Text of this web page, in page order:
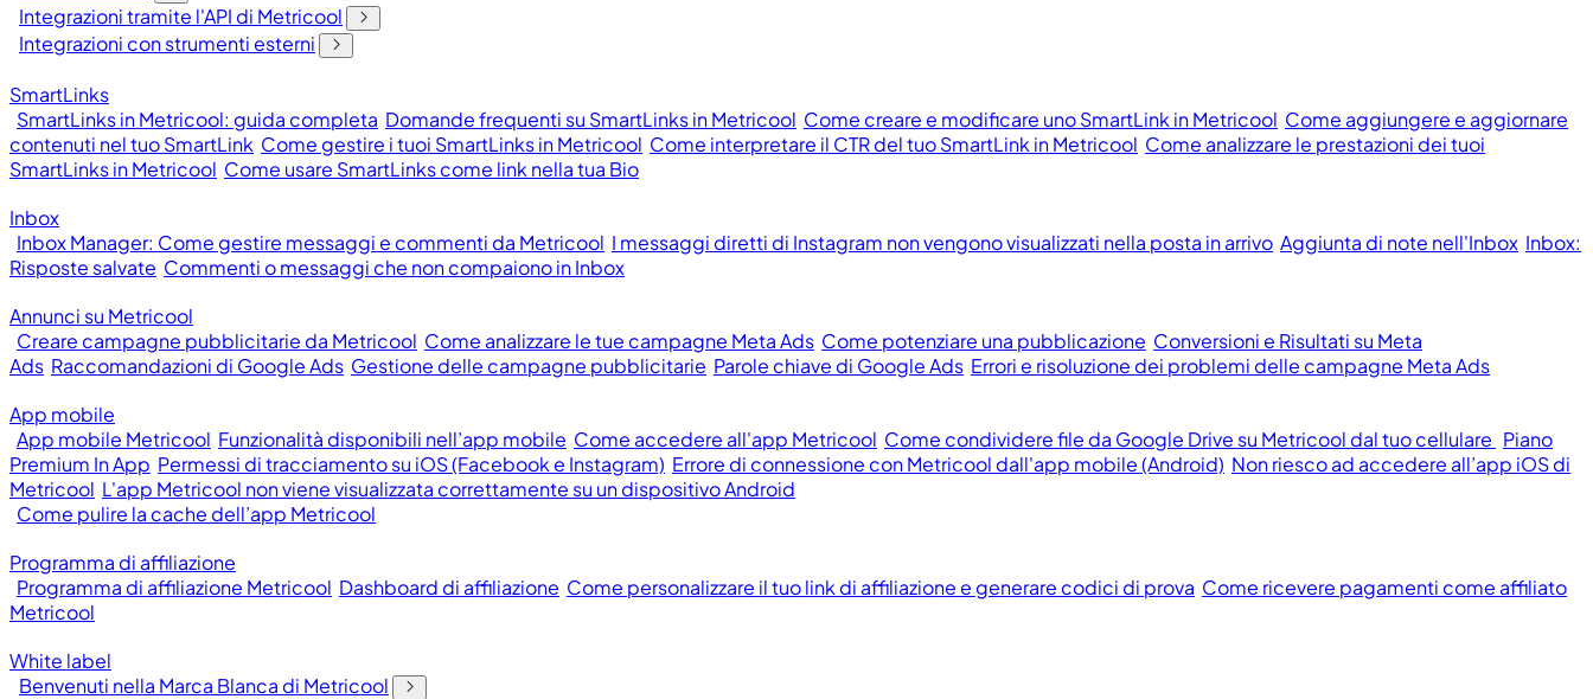
Integrazioni tramite l'API di Metricool
Integrazioni con strumenti esterni
SmartLinks
SmartLinks in Metricool: guida completa Domande frequenti su SmartLinks in Metricool Come creare e modificare uno SmartLink in Metricool Come aggiungere e aggiornare
contenuti nel tuo SmartLink Come gestire i tuoi SmartLinks in Metricool Come interpretare il CTR del tuo SmartLink in Metricool Come analizzare le prestazioni dei tuoi
SmartLinks in Metricool Come usare SmartLinks come link nella tua Bio
Inbox
Inbox Manager: Come gestire messaggi e commenti da Metricool I messaggi diretti di Instagram non vengono visualizzati nella posta in arrivo Aggiunta di note nell'Inbox Inbox:
Risposte salvate Commenti o messaggi che non compaiono in Inbox
Annunci su Metricool
Creare campagne pubblicitarie da Metricool Come analizzare le tue campagne Meta Ads Come potenziare una pubblicazione Conversioni e Risultati su Meta
Ads Raccomandazioni di Google Ads Gestione delle campagne pubblicitarie Parole chiave di Google Ads Errori e risoluzione dei problemi delle campagne Meta Ads
App mobile
App mobile Metricool Funzionalità disponibili nell’app mobile Come accedere all'app Metricool Come condividere file da Google Drive su Metricool dal tuo cellulare Piano
Premium In App Permessi di tracciamento su iOS (Facebook e Instagram) Errore di connessione con Metricool dall'app mobile (Android) Non riesco ad accedere all’app iOS di
Metricool L'app Metricool non viene visualizzata correttamente su un dispositivo Android
Come pulire la cache dell’app Metricool
Programma di affiliazione
Programma di affiliazione Metricool Dashboard di affiliazione Come personalizzare il tuo link di affiliazione e generare codici di prova Come ricevere pagamenti come affiliato
Metricool
White label
Benvenuti nella Marca Blanca di Metricool